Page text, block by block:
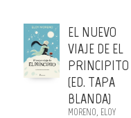
EL NUEVO
VIAJE DE EL
PRINCIPITO
(ED. TAPA
BLANDA)
MORENO, ELOY